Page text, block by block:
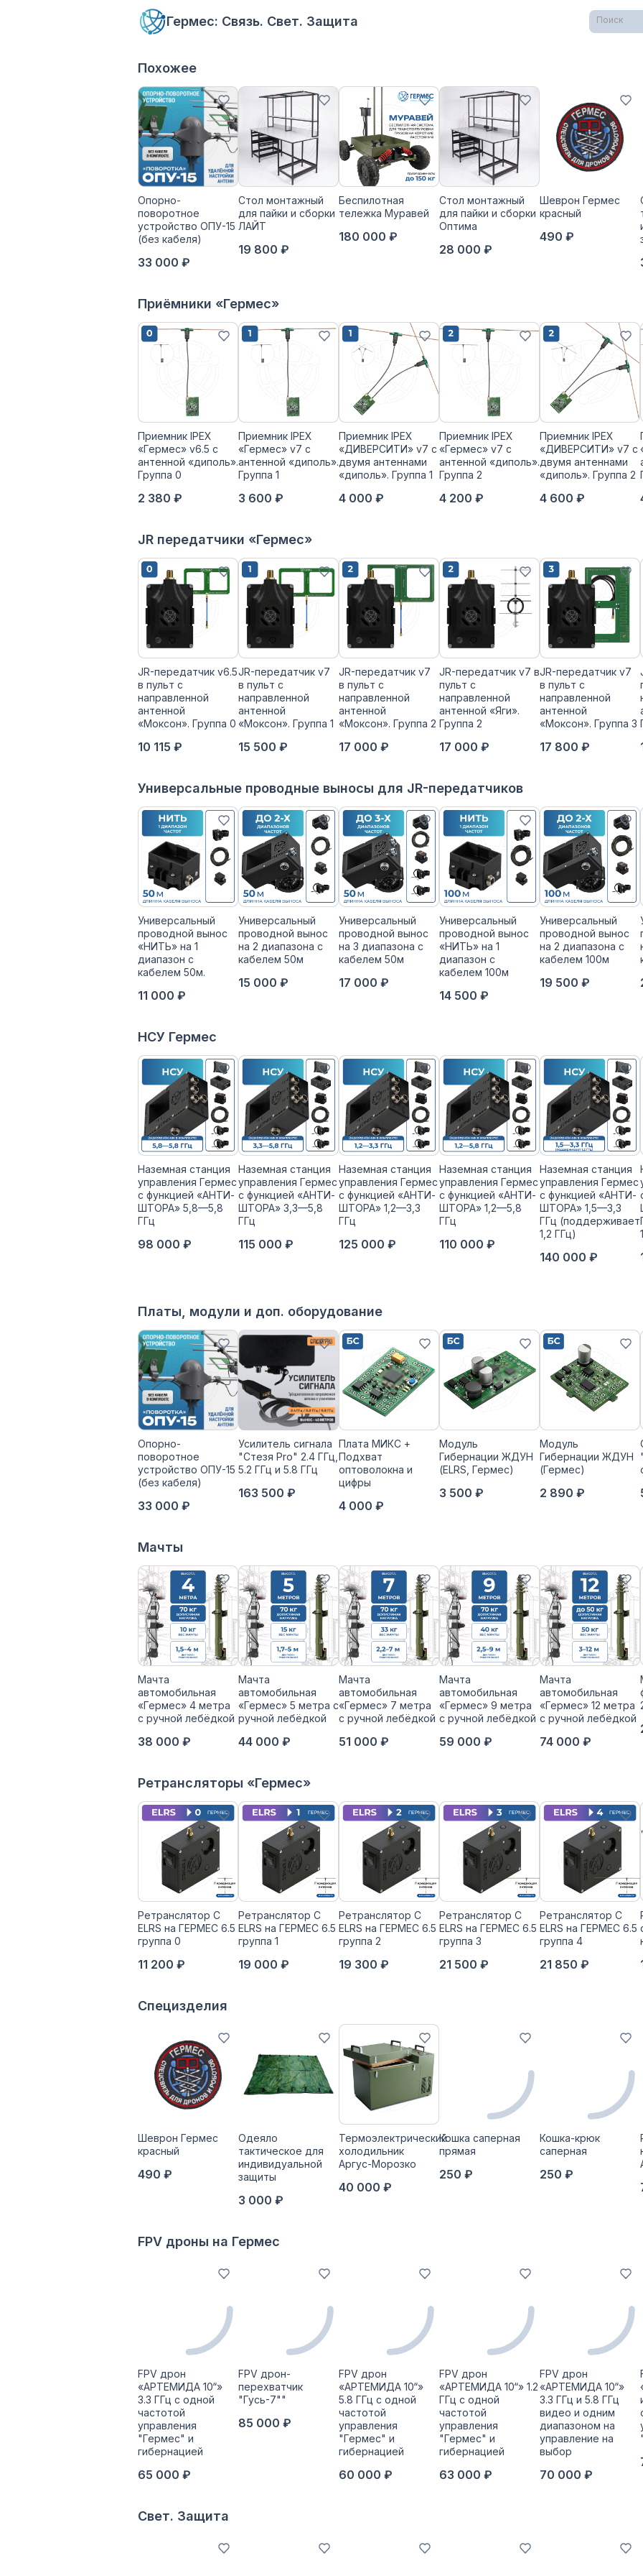
Гермес: Связь. Свет. Защита Поиск
Похожее
Опорно-
поворотное
устройство ОПУ-15
(без кабеля)
33 000 ₽
Стол монтажный
для пайки и сборки
ЛАЙТ
19 800 ₽
Беспилотная
тележка Муравей
180 000 ₽
Стол монтажный
для пайки и сборки
Оптима
28 000 ₽
Шеврон Гермес
красный
490 ₽
Приёмники «Гермес»
Приемник IPEX
«Гермес» v6.5 с
антенной «диполь».
Группа 0
2 380 ₽
Приемник IPEX
«Гермес» v7 с
антенной «диполь».
Группа 1
3 600 ₽
Приемник IPEX
«ДИВЕРСИТИ» v7 с
двумя антеннами
«диполь». Группа 1
4 000 ₽
Приемник IPEX
«Гермес» v7 с
антенной «диполь».
Группа 2
4 200 ₽
Приемник IPEX
«ДИВЕРСИТИ» v7 с
двумя антеннами
«диполь». Группа 2
4 600 ₽
JR передатчики «Гермес»
JR-передатчик v6.5
в пульт с
направленной
антенной
«Моксон». Группа 0
10 115 ₽
JR-передатчик v7
в пульт с
направленной
антенной
«Моксон». Группа 1
15 500 ₽
JR-передатчик v7
в пульт с
направленной
антенной
«Моксон». Группа 2
17 000 ₽
JR-передатчик v7 в
пульт с
направленной
антенной «Яги».
Группа 2
17 000 ₽
JR-передатчик v7
в пульт с
направленной
антенной
«Моксон». Группа 3
17 800 ₽
Универсальные проводные выносы для JR-передатчиков
Универсальный
проводной вынос
«НИТЬ» на 1
диапазон с
кабелем 50м.
11 000 ₽
Универсальный
проводной вынос
на 2 диапазона с
кабелем 50м
15 000 ₽
Универсальный
проводной вынос
на 3 диапазона с
кабелем 50м
17 000 ₽
Универсальный
проводной вынос
«НИТЬ» на 1
диапазон с
кабелем 100м
14 500 ₽
Универсальный
проводной вынос
на 2 диапазона с
кабелем 100м
19 500 ₽
НСУ Гермес
Наземная станция
управления Гермес
с функцией «АНТИ-
ШТОРА» 5,8—5,8
ГГц
98 000 ₽
Наземная станция
управления Гермес
с функцией «АНТИ-
ШТОРА» 3,3—5,8
ГГц
115 000 ₽
Наземная станция
управления Гермес
с функцией «АНТИ-
ШТОРА» 1,2—3,3
ГГц
125 000 ₽
Наземная станция
управления Гермес
с функцией «АНТИ-
ШТОРА» 1,2—5,8
ГГц
110 000 ₽
Наземная станция
управления Гермес
с функцией «АНТИ-
ШТОРА» 1,5—3,3
ГГц (поддерживает
1,2 ГГц)
140 000 ₽
Платы, модули и доп. оборудование
Опорно-
поворотное
устройство ОПУ-15
(без кабеля)
33 000 ₽
Усилитель сигнала
"Стезя Pro" 2.4 ГГц,
5.2 ГГц и 5.8 ГГц
163 500 ₽
Плата МИКС +
Подхват
оптоволокна и
цифры
4 000 ₽
Модуль
Гибернации ЖДУН
(ELRS, Гермес)
3 500 ₽
Модуль
Гибернации ЖДУН
(Гермес)
2 890 ₽
Мачты
Мачта
автомобильная
«Гермес» 4 метра
с ручной лебёдкой
38 000 ₽
Мачта
автомобильная
«Гермес» 5 метра с
ручной лебёдкой
44 000 ₽
Мачта
автомобильная
«Гермес» 7 метра
с ручной лебёдкой
51 000 ₽
Мачта
автомобильная
«Гермес» 9 метра
с ручной лебёдкой
59 000 ₽
Мачта
автомобильная
«Гермес» 12 метра
с ручной лебёдкой
74 000 ₽
Ретрансляторы «Гермес»
Ретранслятор С
ELRS на ГЕРМЕС 6.5
группа 0
11 200 ₽
Ретранслятор С
ELRS на ГЕРМЕС 6.5
группа 1
19 000 ₽
Ретранслятор С
ELRS на ГЕРМЕС 6.5
группа 2
19 300 ₽
Ретранслятор С
ELRS на ГЕРМЕС 6.5
группа 3
21 500 ₽
Ретранслятор С
ELRS на ГЕРМЕС 6.5
группа 4
21 850 ₽
Специзделия
Шеврон Гермес
красный
490 ₽
Одеяло
тактическое для
индивидуальной
защиты
3 000 ₽
Термоэлектрический
холодильник
Аргус-Морозко
40 000 ₽
Кошка саперная
прямая
250 ₽
Кошка-крюк
саперная
250 ₽
FPV дроны на Гермес
FPV дрон
«АРТЕМИДА 10“»
3.3 ГГц с одной
частотой
управления
"Гермес" и
гибернацией
65 000 ₽
FPV дрон-
перехватчик
"Гусь-7""
85 000 ₽
FPV дрон
«АРТЕМИДА 10“»
5.8 ГГц с одной
частотой
управления
"Гермес" и
гибернацией
60 000 ₽
FPV дрон
«АРТЕМИДА 10“» 1.2
ГГц с одной
частотой
управления
"Гермес" и
гибернацией
63 000 ₽
FPV дрон
«АРТЕМИДА 10“»
3.3 ГГц и 5.8 ГГц
видео и одним
диапазоном на
управление на
выбор
70 000 ₽
Свет. Защита